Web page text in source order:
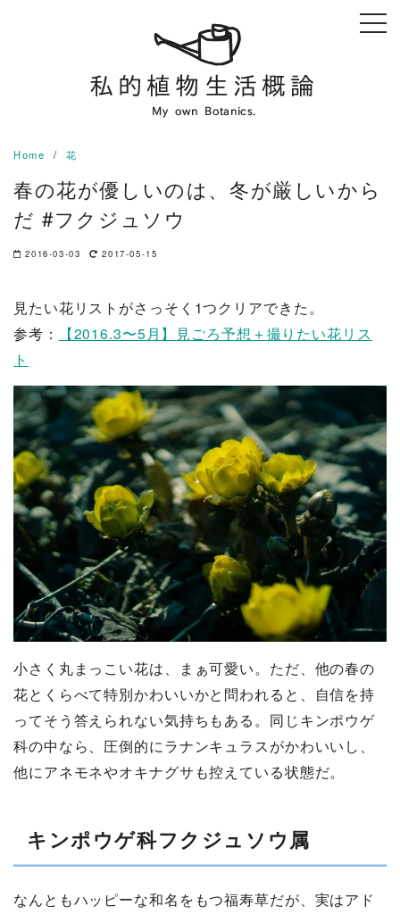
Home 花
春の花が優しいのは、冬が厳しいから
だ #フクジュソウ
2016-03-03 2017-05-15
見たい花リストがさっそく1つクリアできた。
参考：
【2016.3〜5月】見ごろ予想＋撮りたい花リス
ト
小さく丸まっこい花は、まぁ可愛い。ただ、他の春の
花とくらべて特別かわいいかと問われると、自信を持
ってそう答えられない気持ちもある。同じキンポウゲ
科の中なら、圧倒的にラナンキュラスがかわいいし、
他にアネモネやオキナグサも控えている状態だ。
キンポウゲ科フクジュソウ属
なんともハッピーな和名をもつ福寿草だが、実はアド